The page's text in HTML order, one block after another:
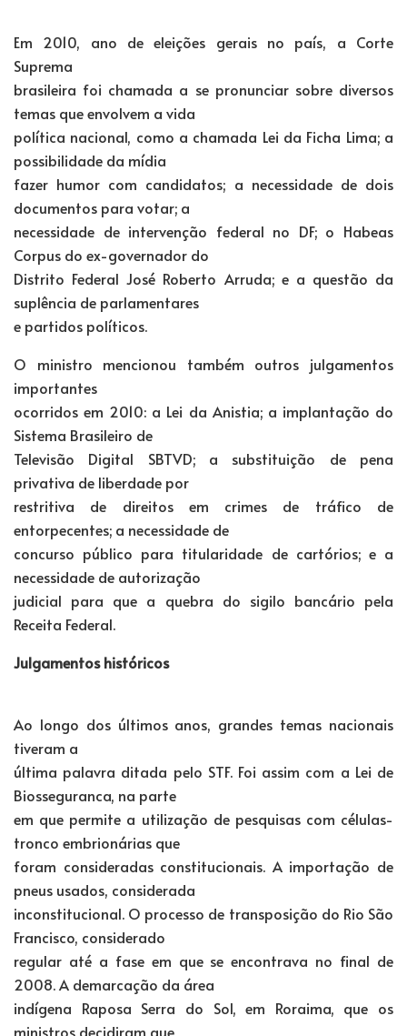
Em 2010, ano de eleições gerais no país, a Corte
Suprema
brasileira foi chamada a se pronunciar sobre diversos
temas que envolvem a vida
política nacional, como a chamada Lei da Ficha Lima; a
possibilidade da mídia
fazer humor com candidatos; a necessidade de dois
documentos para votar; a
necessidade de intervenção federal no DF; o Habeas
Corpus do ex-governador do
Distrito Federal José Roberto Arruda; e a questão da
suplência de parlamentares
e partidos políticos.
O ministro mencionou também outros julgamentos
importantes
ocorridos em 2010: a Lei da Anistia; a implantação do
Sistema Brasileiro de
Televisão Digital SBTVD; a substituição de pena
privativa de liberdade por
restritiva de direitos em crimes de tráfico de
entorpecentes; a necessidade de
concurso público para titularidade de cartórios; e a
necessidade de autorização
judicial para que a quebra do sigilo bancário pela
Receita Federal.
Julgamentos históricos
Ao longo dos últimos anos, grandes temas nacionais
tiveram a
última palavra ditada pelo STF. Foi assim com a Lei de
Biosseguranca, na parte
em que permite a utilização de pesquisas com células-
tronco embrionárias que
foram consideradas constitucionais. A importação de
pneus usados, considerada
inconstitucional. O processo de transposição do Rio São
Francisco, considerado
regular até a fase em que se encontrava no final de
2008. A demarcação da área
indígena Raposa Serra do Sol, em Roraima, que os
ministros decidiram que